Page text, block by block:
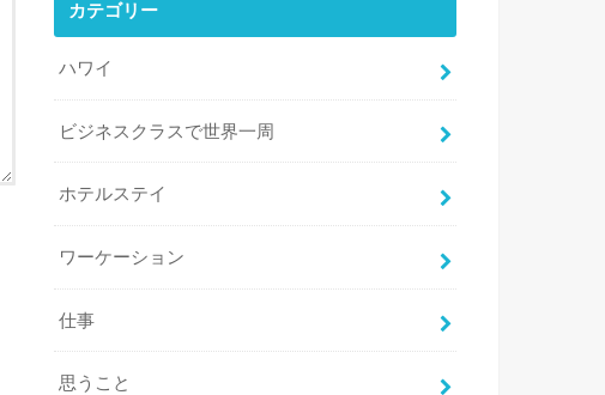
カテゴリー
ハワイ
ビジネスクラスで世界一周
ホテルステイ
ワーケーション
仕事
思うこと